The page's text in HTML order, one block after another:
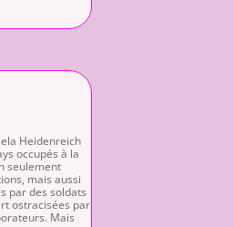
Heidenreich
occupés à la
seulement
mais aussi
par des soldats
ostracisées par
Mais